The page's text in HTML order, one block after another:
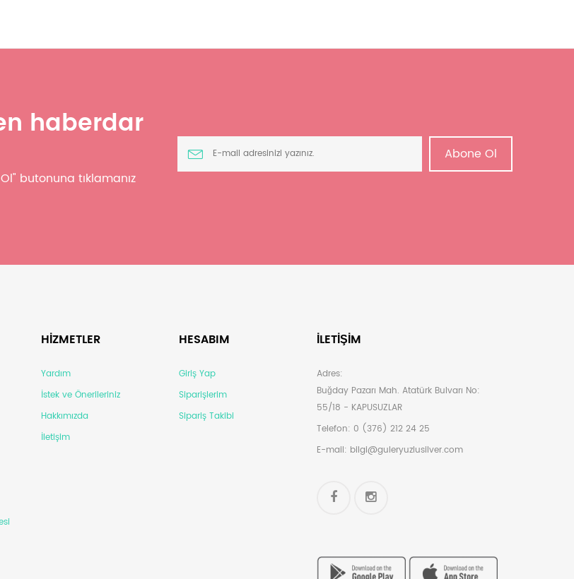
haberdar
butonuna tıklamanız
Abone Ol
HİZMETLER
Yardım
İstek ve Önerileriniz
Hakkımızda
İletişim
HESABIM
Giriş Yap
Siparişlerim
Sipariş Takibi
İLETIŞIM
Adres:
Buğday Pazarı Mah. Atatürk Bulvarı No:
55/18 - KAPUSUZLAR
Telefon: 0 (376) 212 24 25
E-mail: bilgi@guleryuzlusilver.com